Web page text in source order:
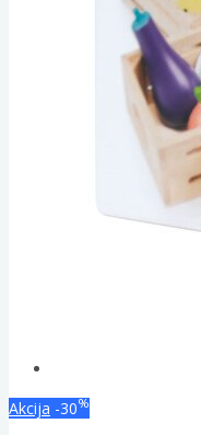
Akcija -30%